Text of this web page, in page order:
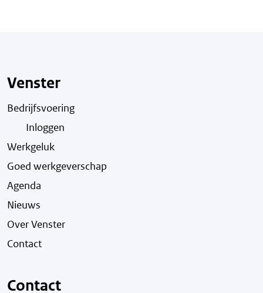
Venster
Bedrijfsvoering
Inloggen
Werkgeluk
Goed werkgeverschap
Agenda
Nieuws
Over Venster
Contact
Contact